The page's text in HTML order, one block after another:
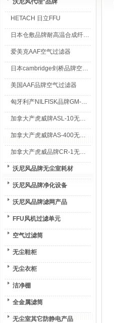
沃尼风代理*品牌
HETACH 日立FFU
日本仓敷品牌耐高温合成纤维过滤棉
爱美克AAF空气过滤器
日本cambridge剑桥品牌空气过滤器
美国AAF品牌空气过滤器
匈牙利产NILFISK品牌GM-80无尘室专用吸尘器
加拿大产虎威牌ASL-10无尘室专用吸尘器
加拿大产虎威牌AS-400无尘室专用吸尘器
加拿大产虎威品牌CR-1无尘室专用吸尘器
沃尼风品牌无尘室耗材
沃尼风品牌净化设备
沃尼风品牌滤网产品
FFU风机过滤单元
空气过滤筒
无尘鞋柜
无尘衣柜
洁净棚
全金属滤筒
无尘室其它防静电产品